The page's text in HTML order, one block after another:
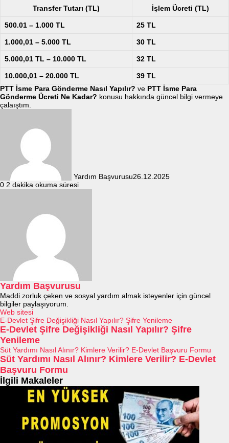
Transfer Tutarı (TL)
İşlem Ücreti (TL)
500.01 – 1.000 TL 25 TL
1.000,01 – 5.000 TL 30 TL
5.000,01 TL – 10.000 TL 32 TL
10.000,01 – 20.000 TL
39 TL
PTT İsme Para Gönderme Nasıl Yapılır? ve PTT İsme Para
Gönderme Ücreti Ne Kadar? konusu hakkında güncel bilgi vermeye
çalaıştım.
Yardım Başvurusu26.12.2025
0 2 dakika okuma süresi
Yardım Başvurusu
Maddi zorluk çeken ve sosyal yardım almak isteyenler için güncel
bilgiler paylaşıyorum.
Web sitesi
E-Devlet Şifre Değişikliği Nasıl Yapılır? Şifre Yenileme
E-Devlet Şifre Değişikliği Nasıl Yapılır? Şifre
Yenileme
Süt Yardımı Nasıl Alınır? Kimlere Verilir? E-Devlet Başvuru Formu
Süt Yardımı Nasıl Alınır? Kimlere Verilir? E-Devlet
Başvuru Formu
İlgili Makaleler